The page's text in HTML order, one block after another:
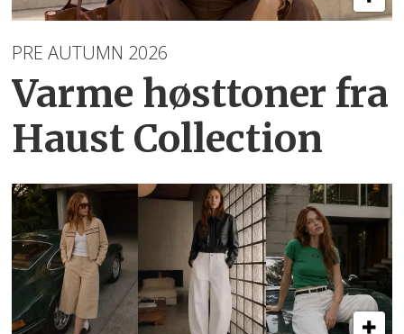
PRE AUTUMN 2026
Varme høsttoner fra
Haust Collection